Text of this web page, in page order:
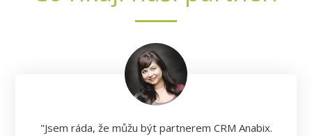
"Jsem ráda, že můžu být partnerem CRM Anabix.